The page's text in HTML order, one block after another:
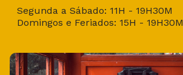
Segunda a Sábado: 11H - 19H30M
Domingos e Feriados: 15H - 19H30M